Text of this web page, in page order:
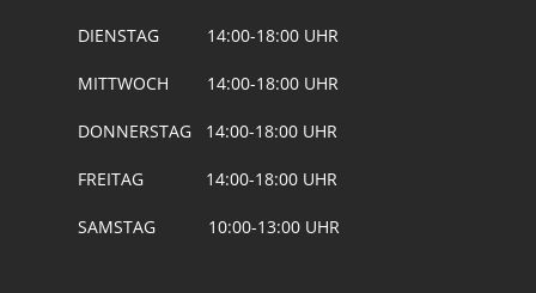
DIENSTAG 14:00-18:00 UHR
MITTWOCH 14:00-18:00 UHR
DONNERSTAG 14:00-18:00 UHR
FREITAG 14:00-18:00 UHR
SAMSTAG 10:00-13:00 UHR